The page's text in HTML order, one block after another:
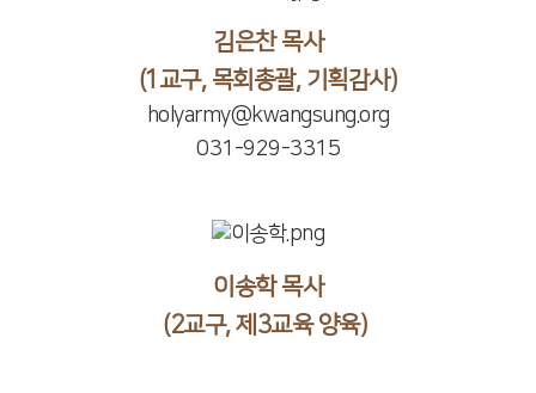
김은찬 목사
(1교구, 목회총괄, 기획감사)
holyarmy@kwangsung.org
031-929-3315
이송학 목사
(2교구, 제3교육 양육)